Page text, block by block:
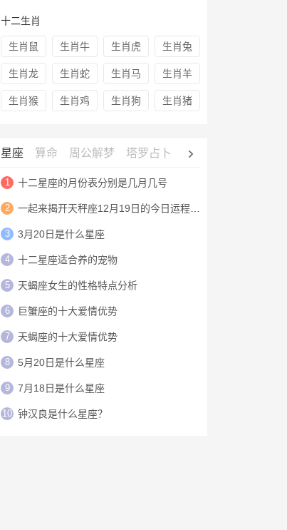
十二生肖
生肖鼠 生肖牛 生肖虎 生肖兔
生肖龙 生肖蛇 生肖马 生肖羊
生肖猴 生肖鸡 生肖狗 生肖猪
星座 算命 周公解梦 塔罗占卜 心理测试
1 十二星座的月份表分别是几月几号
2 一起来揭开天秤座12月19日的今日运程查询
3 3月20日是什么星座
4 十二星座适合养的宠物
5 天蝎座女生的性格特点分析
6 巨蟹座的十大爱情优势
7 天蝎座的十大爱情优势
8 5月20日是什么星座
9 7月18日是什么星座
10 钟汉良是什么星座？